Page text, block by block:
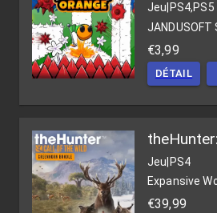
Jeu PS4,PS5
JANDUSOFT
€3,99
DÉTAIL
Jeu|PS4
Expansive
€39,99